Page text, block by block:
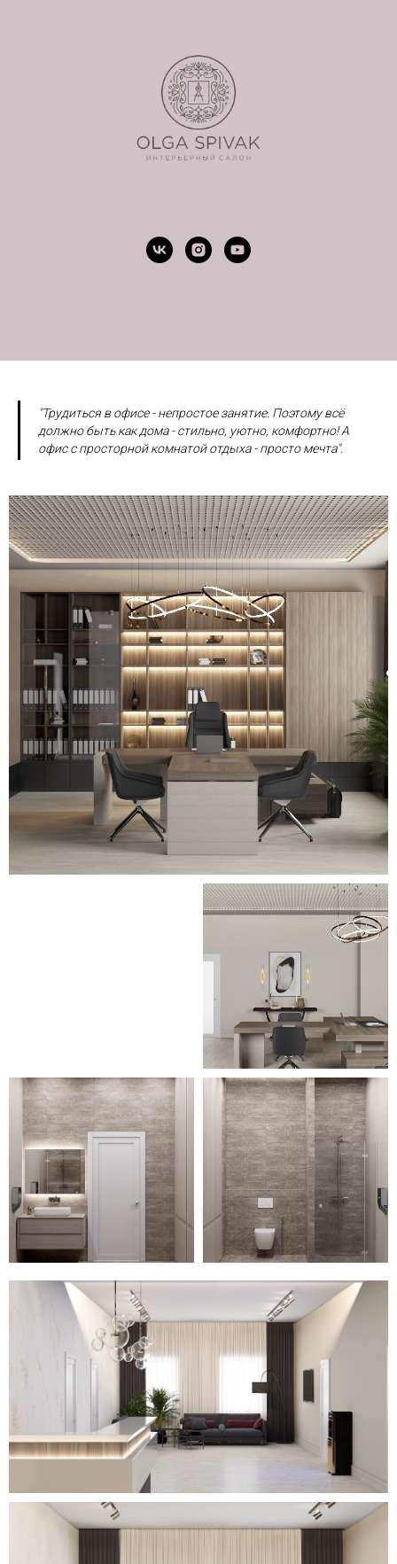
"Трудиться в офисе - непростое занятие. Поэтому всё
должно быть как дома - стильно, уютно, комфортно! А
офис с просторной комнатой отдыха - просто мечта".